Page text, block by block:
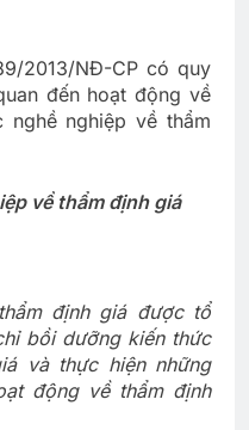
2013/NĐ-CP có quy
đến hoạt động về
nghiệp về thẩm
về thẩm định giá
định giá được tổ
bồi dưỡng kiến thức
và thực hiện những
động về thẩm định